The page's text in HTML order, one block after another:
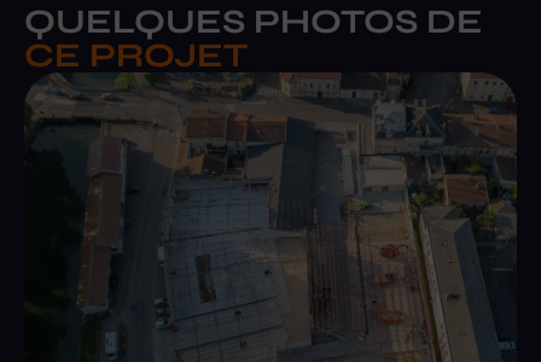
QUELQUES PHOTOS DE
CE PROJET